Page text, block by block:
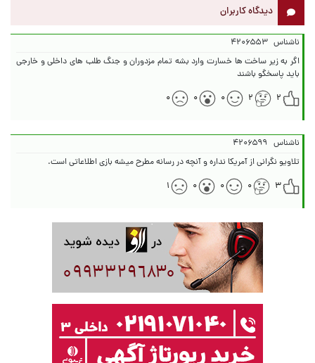
دیدگاه کاربران
ناشناس ۴۲۰۶۵۵۳
اگر به زیر ساخت ها خسارت وارد بشه تمام مزدوران و جنگ طلب های داخلی و خارجی
باید پاسخگو باشند
۲
۲ ۰ ۰ ۰
ناشناس ۴۲۰۶۵۹۹
تلاویو نگرانی از آمریکا نداره و آنچه در رسانه مطرح میشه بازی اطلاعاتی است.
۳
۰ ۰ ۰ ۱